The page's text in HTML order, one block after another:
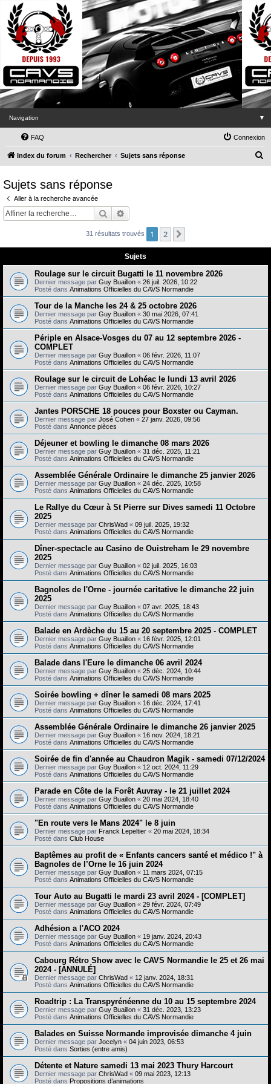
Navigation ▼
FAQ Connexion
Index du forum Rechercher Sujets sans réponse
Sujets sans réponse
Aller à la recherche avancée
Rechercher
31 résultats trouvés 1 2
Sujets
Roulage sur le circuit Bugatti le 11 novembre 2026
Dernier message par Guy Buaillon « 26 juil. 2026, 10:22
Posté dans Animations Officielles du CAVS Normandie
Tour de la Manche les 24 & 25 octobre 2026
Dernier message par Guy Buaillon « 30 mai 2026, 07:41
Posté dans Animations Officielles du CAVS Normandie
Périple en Alsace-Vosges du 07 au 12 septembre 2026 -
COMPLET
Dernier message par Guy Buaillon « 06 févr. 2026, 11:07
Posté dans Animations Officielles du CAVS Normandie
Roulage sur le circuit de Lohéac le lundi 13 avril 2026
Dernier message par Guy Buaillon « 06 févr. 2026, 10:27
Posté dans Animations Officielles du CAVS Normandie
Jantes PORSCHE 18 pouces pour Boxster ou Cayman.
Dernier message par José Cohen « 27 janv. 2026, 09:56
Posté dans Annonce pièces
Déjeuner et bowling le dimanche 08 mars 2026
Dernier message par Guy Buaillon « 31 déc. 2025, 11:21
Posté dans Animations Officielles du CAVS Normandie
Assemblée Générale Ordinaire le dimanche 25 janvier 2026
Dernier message par Guy Buaillon « 24 déc. 2025, 10:58
Posté dans Animations Officielles du CAVS Normandie
Le Rallye du Cœur à St Pierre sur Dives samedi 11 Octobre
2025
Dernier message par ChrisWad « 09 juil. 2025, 19:32
Posté dans Animations Officielles du CAVS Normandie
Dîner-spectacle au Casino de Ouistreham le 29 novembre
2025
Dernier message par Guy Buaillon « 02 juil. 2025, 16:03
Posté dans Animations Officielles du CAVS Normandie
Bagnoles de l'Orne - journée caritative le dimanche 22 juin
2025
Dernier message par Guy Buaillon « 07 avr. 2025, 18:43
Posté dans Animations Officielles du CAVS Normandie
Balade en Ardèche du 15 au 20 septembre 2025 - COMPLET
Dernier message par Guy Buaillon « 16 févr. 2025, 12:01
Posté dans Animations Officielles du CAVS Normandie
Balade dans l'Eure le dimanche 06 avril 2024
Dernier message par Guy Buaillon « 25 déc. 2024, 10:44
Posté dans Animations Officielles du CAVS Normandie
Soirée bowling + dîner le samedi 08 mars 2025
Dernier message par Guy Buaillon « 16 déc. 2024, 17:41
Posté dans Animations Officielles du CAVS Normandie
Assemblée Générale Ordinaire le dimanche 26 janvier 2025
Dernier message par Guy Buaillon « 16 nov. 2024, 18:21
Posté dans Animations Officielles du CAVS Normandie
Soirée de fin d'année au Chaudron Magik - samedi 07/12/2024
Dernier message par Guy Buaillon « 12 oct. 2024, 11:29
Posté dans Animations Officielles du CAVS Normandie
Parade en Côte de la Forêt Auvray - le 21 juillet 2024
Dernier message par Guy Buaillon « 20 mai 2024, 18:40
Posté dans Animations Officielles du CAVS Normandie
"En route vers le Mans 2024" le 8 juin
Dernier message par Franck Lepeltier « 20 mai 2024, 18:34
Posté dans Club House
Baptêmes au profit de « Enfants cancers santé et médico !" à
Bagnoles de l’Orne le 16 juin 2024
Dernier message par Guy Buaillon « 11 mars 2024, 07:15
Posté dans Animations Officielles du CAVS Normandie
Tour Auto au Bugatti le mardi 23 avril 2024 - [COMPLET]
Dernier message par Guy Buaillon « 29 févr. 2024, 07:49
Posté dans Animations Officielles du CAVS Normandie
Adhésion a l'ACO 2024
Dernier message par Guy Buaillon « 19 janv. 2024, 20:43
Posté dans Animations Officielles du CAVS Normandie
Cabourg Rétro Show avec le CAVS Normandie le 25 et 26 mai
2024 - [ANNULÉ]
Dernier message par ChrisWad « 12 janv. 2024, 18:31
Posté dans Animations Officielles du CAVS Normandie
Roadtrip : La Transpyrénéenne du 10 au 15 septembre 2024
Dernier message par Guy Buaillon « 31 déc. 2023, 13:23
Posté dans Animations Officielles du CAVS Normandie
Balades en Suisse Normande improvisée dimanche 4 juin
Dernier message par Jocelyn « 04 juin 2023, 06:53
Posté dans Sorties (entre amis)
Détente et Nature samedi 13 mai 2023 Thury Harcourt
Dernier message par ChrisWad « 09 mai 2023, 12:13
Posté dans Propositions d’animations